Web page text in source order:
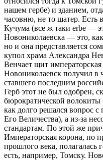
нашем гербе) и зданием,
часовню, не то шатер. Есть
Кучума (все ж таки erbe —
Новониколаевска — это,
но и она представляется
купол храма Александра
Венчает щит
Новониколаевск получил в
ставшего последним
Герб этот не был одобрен,
бюрократической
как долго решался вопрос с
Его Величества), а из-за
стандартам. По этой же
Императорская корона, по
прошлого века, полагалась
есть, например, Томску.